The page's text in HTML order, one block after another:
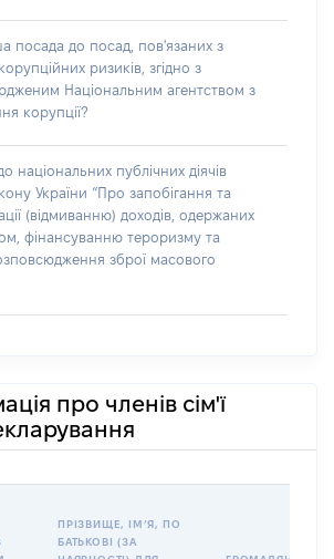
посада до посад, пов'язаних з
ризиків, згідно з
Національним агентством з
корупції?
національних публічних діячів
України “Про запобігання та
(відмиванню) доходів, одержаних
фінансуванню тероризму та
зброї масового
про членів сім'ї
ПРІЗВИЩЕ, ІМʼЯ, ПО
БАТЬКОВІ (ЗА